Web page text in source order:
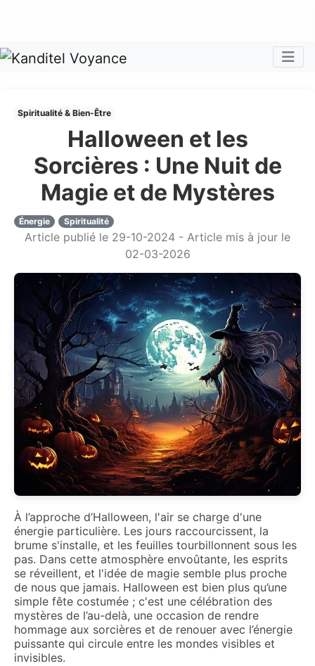
Spiritualité & Bien-Être
Halloween et les
Sorcières : Une Nuit de
Magie et de Mystères
Énergie Spiritualité
Article publié le 29-10-2024 - Article mis à jour le
02-03-2026
À l’approche d’Halloween, l'air se charge d'une
énergie particulière. Les jours raccourcissent, la
brume s'installe, et les feuilles tourbillonnent sous les
pas. Dans cette atmosphère envoûtante, les esprits
se réveillent, et l'idée de magie semble plus proche
de nous que jamais. Halloween est bien plus qu’une
simple fête costumée ; c'est une célébration des
mystères de l’au-delà, une occasion de rendre
hommage aux sorcières et de renouer avec l’énergie
puissante qui circule entre les mondes visibles et
invisibles.